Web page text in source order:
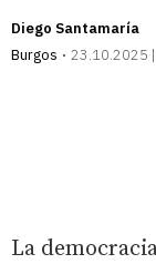
Diego Santamaría
Burgos
23.10.2025
La